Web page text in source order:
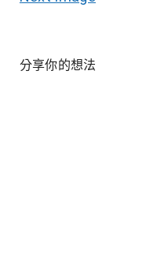
分享你的想法